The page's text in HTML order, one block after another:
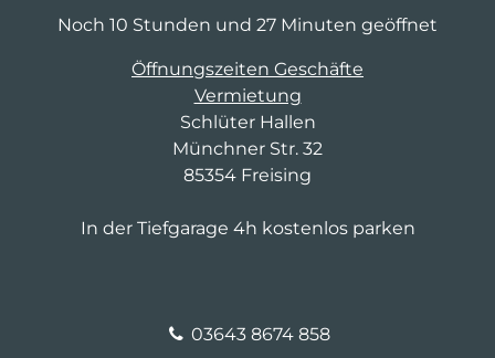
Noch 10 Stunden und 27 Minuten geöffnet
Öffnungszeiten Geschäfte
Vermietung
Schlüter Hallen
Münchner Str. 32
85354 Freising
In der Tiefgarage 4h kostenlos parken
03643 8674 858